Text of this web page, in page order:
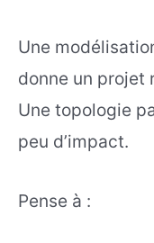
Une
donne un projet
Une topologie
peu d’impact.
Pense à :